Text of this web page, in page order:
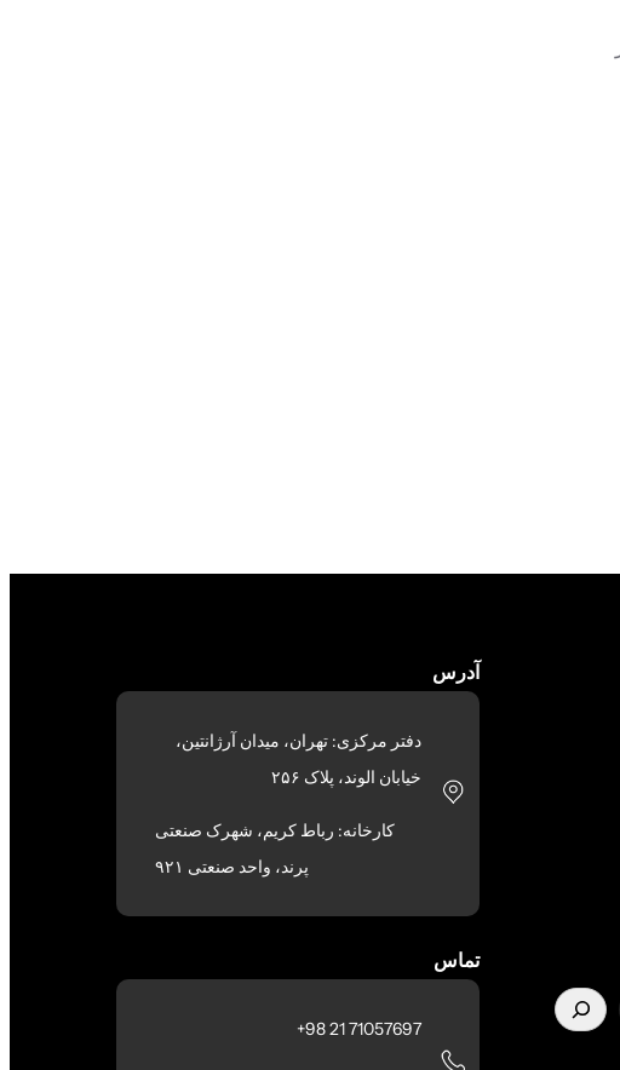
آدرس
دفتر مرکزی: تهران، میدان آرژانتین،
خیابان الوند، پلاک ۲۵۶
کارخانه: رباط کریم، شهرک صنعتی
پرند، واحد صنعتی ۹۲۱
تماس
71057697 21 98+